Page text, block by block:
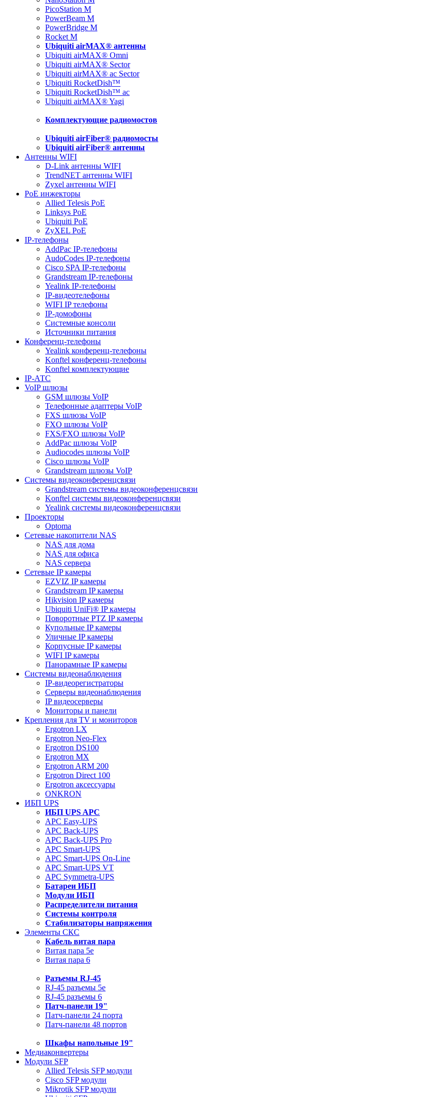
PicoStation M
PowerBeam M
PowerBridge M
Rocket M
Ubiquiti airMAX® антенны
Ubiquiti airMAX® Omni
Ubiquiti airMAX® Sector
Ubiquiti airMAX® ac Sector
Ubiquiti RocketDish™
Ubiquiti RocketDish™ ac
Ubiquiti airMAX® Yagi
Комплектующие радиомостов
Ubiquiti airFiber® радиомосты
Ubiquiti airFiber® антенны
Антенны WIFI
D-Link антенны WIFI
TrendNET антенны WIFI
Zyxel антенны WIFI
PoE инжекторы
Allied Telesis PoE
Linksys PoE
Ubiquiti PoE
ZyXEL PoE
IP-телефоны
AddPac IP-телефоны
AudoCodes IP-телефоны
Cisco SPA IP-телефоны
Grandstream IP-телефоны
Yealink IP-телефоны
IP-видеотелефоны
WIFI IP телефоны
IP-домофоны
Системные консоли
Источники питания
Конференц-телефоны
Yealink конференц-телефоны
Konftel конференц-телефоны
Konftel комплектующие
IP-АТС
VoIP шлюзы
GSM шлюзы VoIP
Телефонные адаптеры VoIP
FXS шлюзы VoIP
FXO шлюзы VoIP
FXS/FXO шлюзы VoIP
AddPac шлюзы VoIP
Audiocodes шлюзы VoIP
Cisco шлюзы VoIP
Grandstream шлюзы VoIP
Системы видеоконференцсвязи
Grandstream системы видеоконференцсвязи
Konftel системы видеоконференцсвязи
Yealink системы видеоконференцсвязи
Проекторы
Optoma
Сетевые накопители NAS
NAS для дома
NAS для офиса
NAS сервера
Сетевые IP камеры
EZVIZ IP камеры
Grandstream IP камеры
Hikvision IP камеры
Ubiquiti UniFi® IP камеры
Поворотные PTZ IP камеры
Купольные IP камеры
Уличные IP камеры
Корпусные IP камеры
WIFI IP камеры
Панорамные IP камеры
Системы видеонаблюдения
IP-видеорегистраторы
Серверы видеонаблюдения
IP видеосерверы
Мониторы и панели
Крепления для TV и мониторов
Ergotron LX
Ergotron Neo-Flex
Ergotron DS100
Ergotron MX
Ergotron ARM 200
Ergotron Direct 100
Ergotron аксессуары
ONKRON
ИБП UPS
ИБП UPS APC
APC Easy-UPS
APC Back-UPS
APC Back-UPS Pro
APC Smart-UPS
APC Smart-UPS On-Line
APC Smart-UPS VT
APC Symmetra-UPS
Батареи ИБП
Модули ИБП
Распределители питания
Системы контроля
Стабилизаторы напряжения
Элементы СКС
Кабель витая пара
Витая пара 5e
Витая пара 6
Разъемы RJ-45
RJ-45 разъемы 5e
RJ-45 разъемы 6
Патч-панели 19"
Патч-панели 24 порта
Патч-панели 48 портов
Шкафы напольные 19"
Медиаконвертеры
Модули SFP
Allied Telesis SFP модули
Cisco SFP модули
Mikrotik SFP модули